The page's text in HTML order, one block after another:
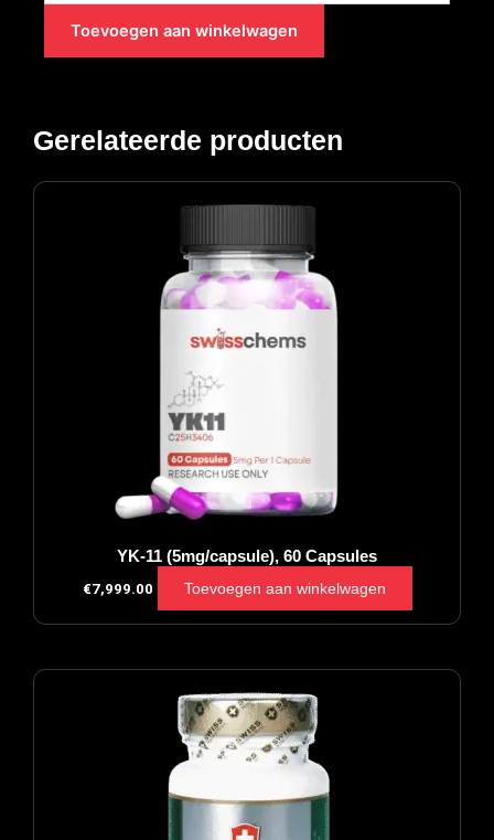
SARM
COMPANY
Toevoegen aan winkelwagen
Gerelateerde producten
YK-11 (5mg/capsule), 60 Capsules
€7,999.00 Toevoegen aan winkelwagen